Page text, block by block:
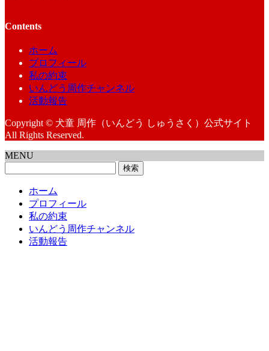
Contents
ホーム
プロフィール
私の約束
いんどう周作チャンネル
活動報告
Copyright © 犬童 周作（いんどう しゅうさく）公式サイト
All Rights Reserved.
MENU
ホーム
プロフィール
私の約束
いんどう周作チャンネル
活動報告